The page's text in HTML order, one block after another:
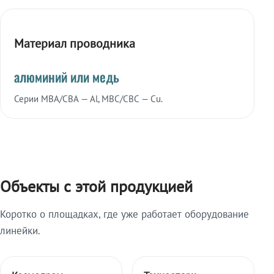
Материал проводника
алюминий или медь
Серии МВА/СВА — Al, МВС/СВС — Cu.
Объекты с этой продукцией
Коротко о площадках, где уже работает оборудование
линейки.